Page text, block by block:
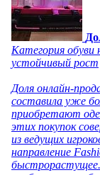
Категория обуви
устойчивый рост
Доля онлайн-
составила уже
приобретают
этих покупок
из ведущих
направление